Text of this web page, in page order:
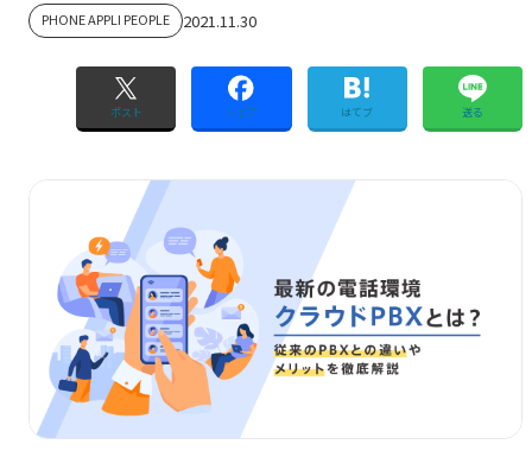
PHONE APPLI PEOPLE 2021.11.30
ポスト シェア はてブ 送る